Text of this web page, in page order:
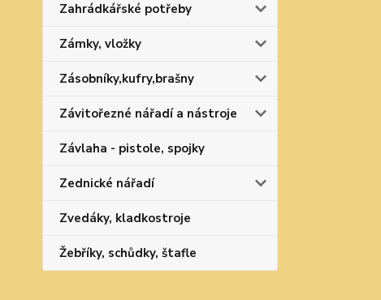
Zahrádkářské potřeby
Zámky, vložky
Zásobníky,kufry,brašny
Závitořezné nářadí a nástroje
Závlaha - pistole, spojky
Zednické nářadí
Zvedáky, kladkostroje
Žebříky, schůdky, štafle